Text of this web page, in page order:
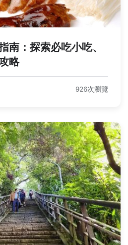
南：探索必吃小吃、
略
926次瀏覽